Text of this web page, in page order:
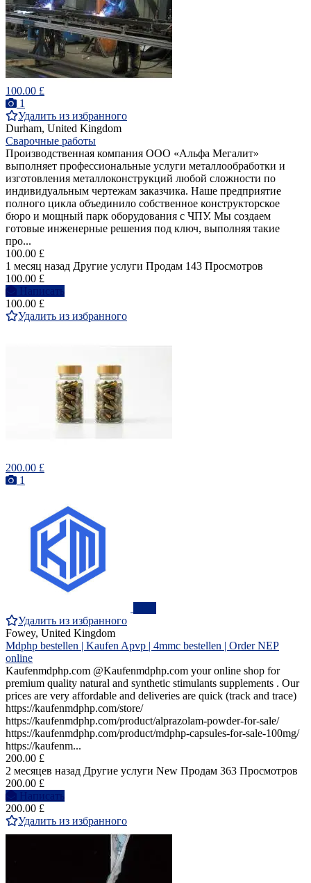
100.00 £
1
Удалить из избранного
Durham, United Kingdom
Сварочные работы
Производственная компания ООО «Альфа Мегалит»
выполняет профессиональные услуги металлообработки и
изготовления металлоконструкций любой сложности по
индивидуальным чертежам заказчика. Наше предприятие
полного цикла объединило собственное конструкторское
бюро и мощный парк оборудования с ЧПУ. Мы создаем
готовые инженерные решения под ключ, выполняя такие
про...
100.00 £
1 месяц назад Другие услуги Продам 143 Просмотров
100.00 £
Написать
100.00 £
Удалить из избранного
200.00 £
1
Удалить из избранного
Fowey, United Kingdom
Mdphp bestellen | Kaufen Apvp | 4mmc bestellen | Order NEP
online
Kaufenmdphp.com @Kaufenmdphp.com your online shop for
premium quality natural and synthetic stimulants supplements . Our
prices are very affordable and deliveries are quick (track and trace)
https://kaufenmdphp.com/store/
https://kaufenmdphp.com/product/alprazolam-powder-for-sale/
https://kaufenmdphp.com/product/mdphp-capsules-for-sale-100mg/
https://kaufenm...
200.00 £
2 месяцев назад Другие услуги New Продам 363 Просмотров
200.00 £
Написать
200.00 £
Удалить из избранного